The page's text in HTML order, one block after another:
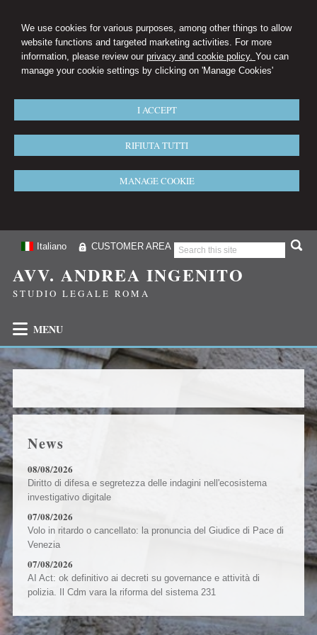
We use cookies for various purposes, among other things to allow
website functions and targeted marketing activities. For more
information, please review our privacy and cookie policy. You can
manage your cookie settings by clicking on 'Manage Cookies'
I ACCEPT
RIFIUTA TUTTI
MANAGE COOKIE
CUSTOMER AREA
Italiano
AVV. ANDREA INGENITO
STUDIO LEGALE ROMA
MENU
News
08/08/2026
Diritto di difesa e segretezza delle indagini nell'ecosistema
investigativo digitale
07/08/2026
Volo in ritardo o cancellato: la pronuncia del Giudice di Pace di
Venezia
07/08/2026
AI Act: ok definitivo ai decreti su governance e attività di
polizia. Il Cdm vara la riforma del sistema 231